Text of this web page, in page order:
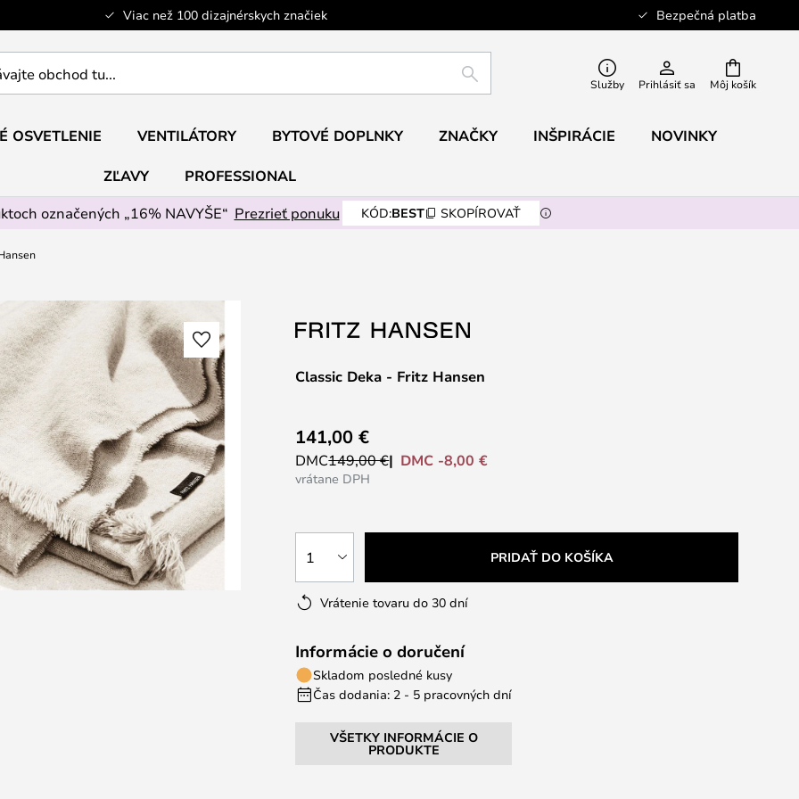
Viac než 100 dizajnérskych značiek Bezpečná platba
Môj košík
HĽADAŤ Služby Prihlásiť sa
OSVETLENIE VENTILÁTORY BYTOVÉ DOPLNKY ZNAČKY INŠPIRÁCIE NOVINKY
ZĽAVY
PROFESSIONAL
označených „16% NAVYŠE“ Prezrieť ponuku KÓD:BEST SKOPÍROVAŤ
Classic Deka - Fritz Hansen
141,00 €
DMC149,00 € DMC -8,00 €
vrátane DPH
1 PRIDAŤ DO KOŠÍKA
Vrátenie tovaru do 30 dní
Informácie o doručení
Skladom posledné kusy
Čas dodania: 2 - 5 pracovných dní
VŠETKY INFORMÁCIE O
PRODUKTE